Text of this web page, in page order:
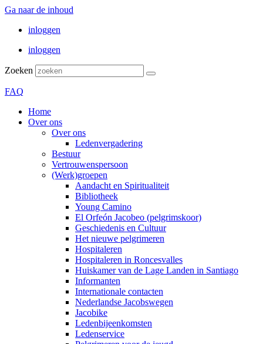
Ga naar de inhoud
inloggen
inloggen
Zoeken
FAQ
Home
Over ons
Over ons
Ledenvergadering
Bestuur
Vertrouwenspersoon
(Werk)groepen
Aandacht en Spiritualiteit
Bibliotheek
Young Camino
El Orfeón Jacobeo (pelgrimskoor)
Geschiedenis en Cultuur
Het nieuwe pelgrimeren
Hospitaleren
Hospitaleren in Roncesvalles
Huiskamer van de Lage Landen in Santiago
Informanten
Internationale contacten
Nederlandse Jacobswegen
Jacobike
Ledenbijeenkomsten
Ledenservice